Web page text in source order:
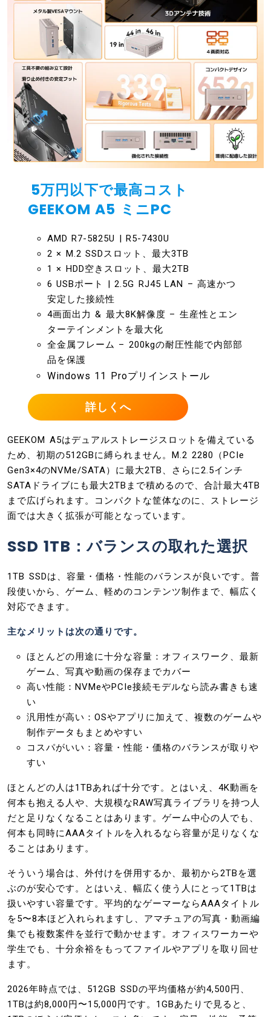
5万円以下で最高コスト
GEEKOM A5 ミニPC
AMD R7-5825U | R5-7430U
2 × M.2 SSDスロット、最大3TB ​​
1 × HDD空きスロット、最大2TB
6 USBポート | 2.5G RJ45 LAN – 高速かつ
安定した接続性​
4画面出力 & 最大8K解像度 – 生産性とエン
ターテインメントを最大化​
全金属フレーム – 200kgの耐圧性能で内部部
品を保護​
Windows 11 Proプリインストール
詳しくへ
GEEKOM A5はデュアルストレージスロットを備えている
ため、初期の512GBに縛られません。M.2 2280（PCIe
Gen3×4のNVMe/SATA）に最大2TB、さらに2.5インチ
SATAドライブにも最大2TBまで積めるので、合計最大4TB
まで広げられます。コンパクトな筐体なのに、ストレージ
面では大きく拡張が可能となっています。
SSD 1TB：バランスの取れた選択
1TB SSDは、容量・価格・性能のバランスが良いです。普
段使いから、ゲーム、軽めのコンテンツ制作まで、幅広く
対応できます。
主なメリットは次の通りです。
ほとんどの用途に十分な容量：オフィスワーク、最新
ゲーム、写真や動画の保存までカバー
高い性能：NVMeやPCIe接続モデルなら読み書きも速
い
汎用性が高い：OSやアプリに加えて、複数のゲームや
制作データもまとめやすい
コスパがいい：容量・性能・価格のバランスが取りや
すい
ほとんどの人は1TBあれば十分です。とはいえ、4K動画を
何本も抱える人や、大規模なRAW写真ライブラリを持つ人
だと足りなくなることはあります。ゲーム中心の人でも、
何本も同時にAAAタイトルを入れるなら容量が足りなくな
ることはあります。
そういう場合は、外付けを併用するか、最初から2TBを選
ぶのが安心です。とはいえ、幅広く使う人にとって1TBは
扱いやすい容量です。平均的なゲーマーならAAAタイトル
を5〜8本ほど入れられますし、アマチュアの写真・動画編
集でも複数案件を並行で動かせます。オフィスワーカーや
学生でも、十分余裕をもってファイルやアプリを取り回せ
ます。
2026年時点では、512GB SSDの平均価格が約4,500円、
1TBは約8,000円〜15,000円です。1GBあたりで見ると、